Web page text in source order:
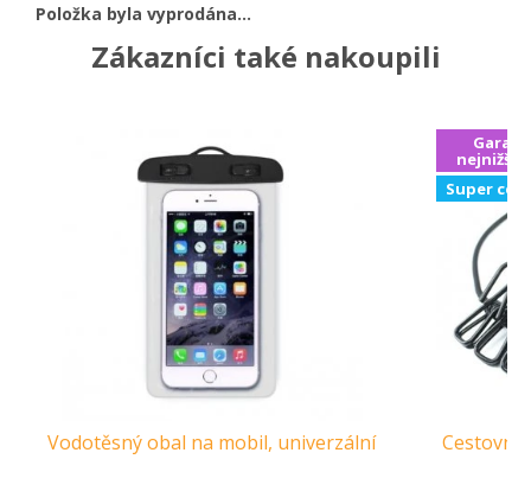
Položka byla vyprodána…
Zákazníci také nakoupili
Vodotěsný obal na mobil, univerzální
nejnižší
Super
Cestovní